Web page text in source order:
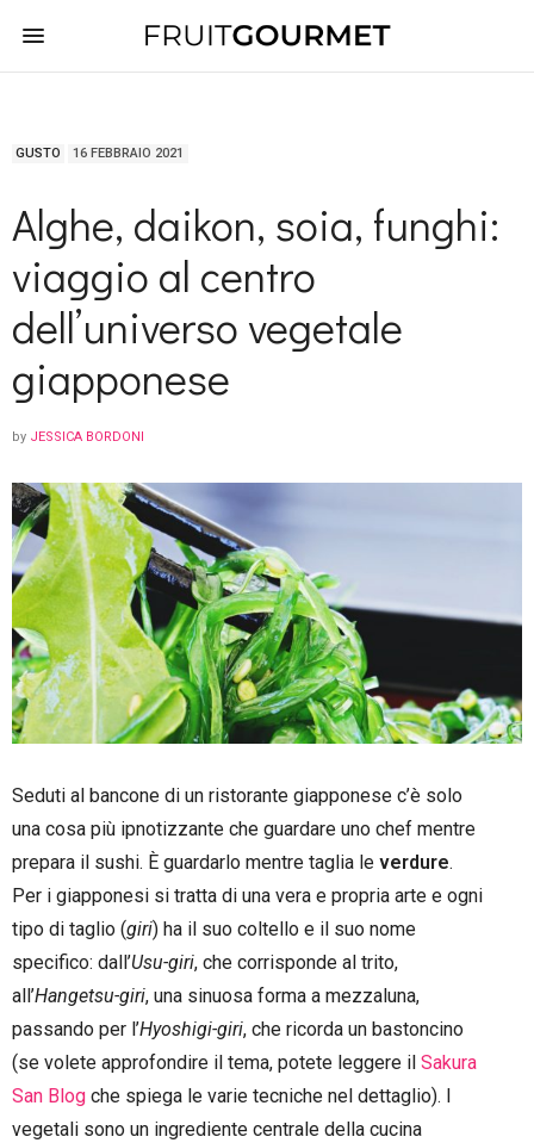
GUSTO 16 FEBBRAIO 2021
Alghe, daikon, soia, funghi:
viaggio al centro
dell’universo vegetale
giapponese
by JESSICA BORDONI
Seduti al bancone di un ristorante giapponese c’è solo
una cosa più ipnotizzante che guardare uno chef mentre
prepara il sushi. È guardarlo mentre taglia le verdure.
Per i giapponesi si tratta di una vera e propria arte e ogni
tipo di taglio (giri) ha il suo coltello e il suo nome
specifico: dall’Usu-giri, che corrisponde al trito,
all’Hangetsu-giri, una sinuosa forma a mezzaluna,
passando per l’Hyoshigi-giri, che ricorda un bastoncino
(se volete approfondire il tema, potete leggere il Sakura
San Blog che spiega le varie tecniche nel dettaglio). I
vegetali sono un ingrediente centrale della cucina